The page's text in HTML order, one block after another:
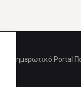
Ενημερωτικό Portal